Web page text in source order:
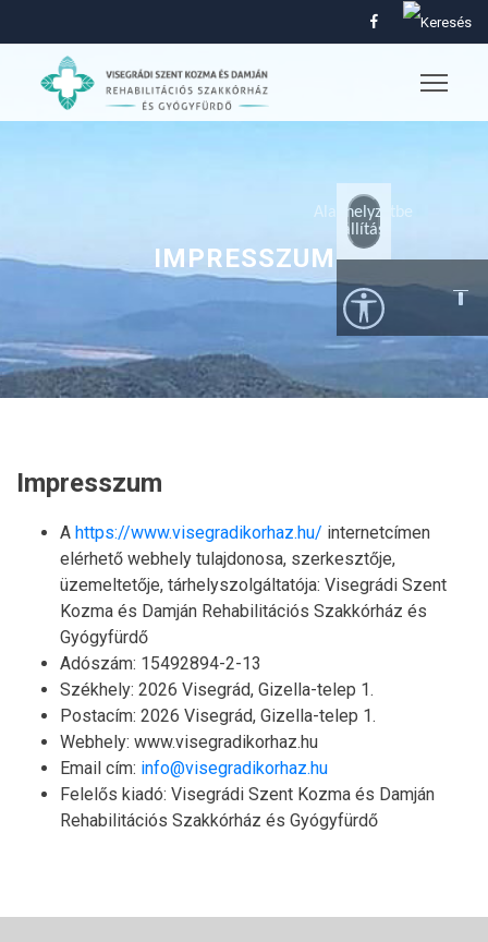
IMPRESSZUM
Impresszum
A https://www.visegradikorhaz.hu/ internetcímen
elérhető webhely tulajdonosa, szerkesztője,
üzemeltetője, tárhelyszolgáltatója: Visegrádi Szent
Kozma és Damján Rehabilitációs Szakkórház és
Gyógyfürdő
Adószám: 15492894-2-13
Székhely: 2026 Visegrád, Gizella-telep 1.
Postacím: 2026 Visegrád, Gizella-telep 1.
Webhely: www.visegradikorhaz.hu
Email cím: info@visegradikorhaz.hu
Felelős kiadó: Visegrádi Szent Kozma és Damján
Rehabilitációs Szakkórház és Gyógyfürdő
Alaphelyzetbe
állítás